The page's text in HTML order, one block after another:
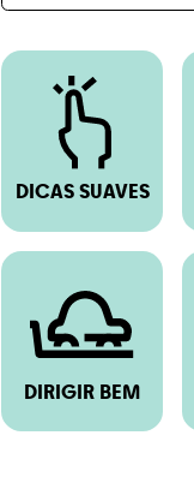
DICAS SUAVES
DIRIGIR BEM